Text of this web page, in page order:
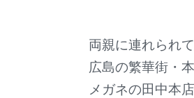
両親に連れられ
広島の繁華街・
メガネの田中本店